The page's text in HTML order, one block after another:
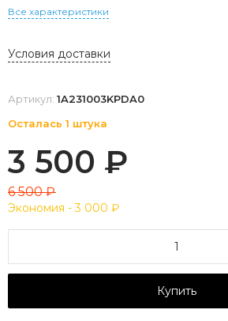
Все характеристики
Условия доставки
Артикул: 1A231003KPDA0
Осталась 1 штука
3 500 ₽
6 500₽
Экономия -3 000 ₽
Купить